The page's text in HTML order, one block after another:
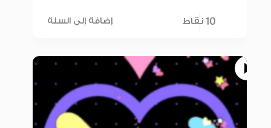
10 نقاط إضافة إلى السلة